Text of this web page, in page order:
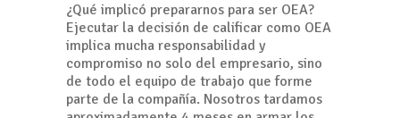
¿Qué implicó prepararnos para ser OEA?
Ejecutar la decisión de calificar como OEA
implica mucha responsabilidad y
compromiso no solo del empresario, sino
de todo el equipo de trabajo que forme
parte de la compañía. Nosotros tardamos